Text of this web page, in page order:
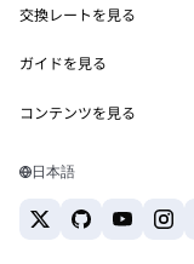
MetaMask Connect
Snaps
Web3サービス
セキュリティ
サポート
キャリア
お問い合わせ
イーサリアムの価格
Solanaの価格
Tetherの価格
交換レートを見る
ETH→USD
USDT→INR
BTC→INR
ETH→USDT
ガイドを見る
ETHの購入
USDTの購入
コンテンツを見る
Solanaウォレット
日本語